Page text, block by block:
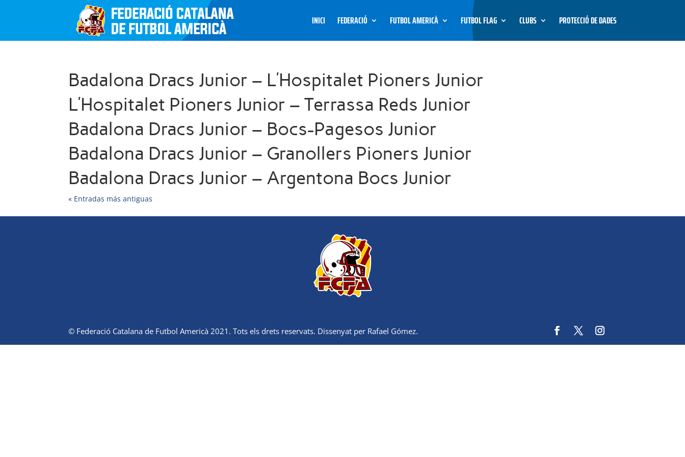
INICI FEDERACIÓ FUTBOL AMERICÀ FUTBOL FLAG CLUBS PROTECCIÓ DE DADES
Badalona Dracs Junior – L’Hospitalet Pioners Junior
L’Hospitalet Pioners Junior – Terrassa Reds Junior
Badalona Dracs Junior – Bocs-Pagesos Junior
Badalona Dracs Junior – Granollers Pioners Junior
Badalona Dracs Junior – Argentona Bocs Junior
« Entradas más antiguas
© Federació Catalana de Futbol Americà 2021. Tots els drets reservats. Dissenyat per Rafael Gómez.